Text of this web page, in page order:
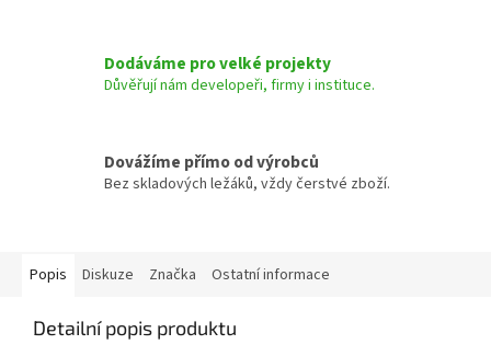
Dodáváme pro velké projekty
Důvěřují nám developeři, firmy i instituce.
Dovážíme přímo od výrobců
Bez skladových ležáků, vždy čerstvé zboží.
Popis Diskuze Značka Ostatní informace
Detailní popis produktu